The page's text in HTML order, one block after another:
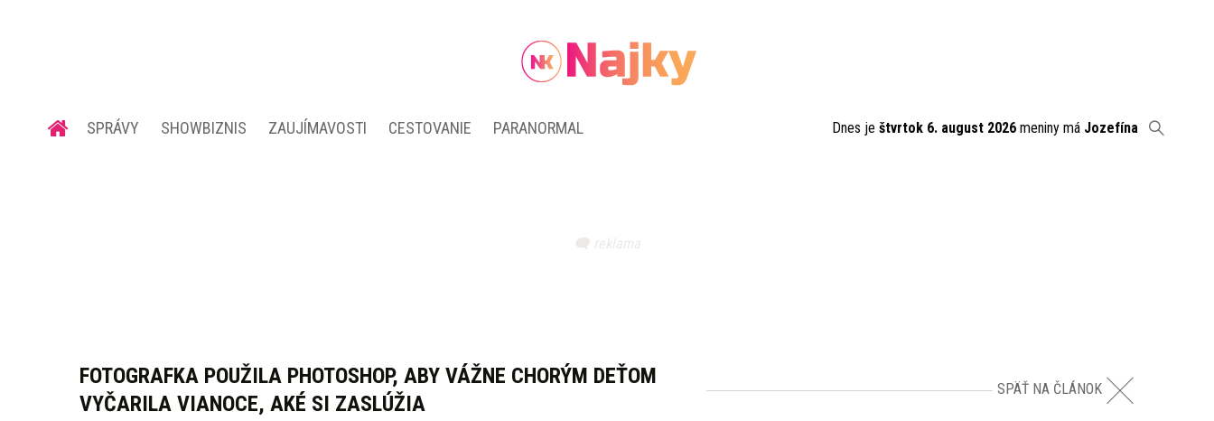
SPRÁVY SHOWBIZNIS ZAUJÍMAVOSTI CESTOVANIE PARANORMAL Dnes je štvrtok 6. august 2026 meniny má Jozefína
FOTOGRAFKA POUŽILA PHOTOSHOP, ABY VÁŽNE CHORÝM DEŤOM
VYČARILA VIANOCE, AKÉ SI ZASLÚŽIA
SPÄŤ NA ČLÁNOK